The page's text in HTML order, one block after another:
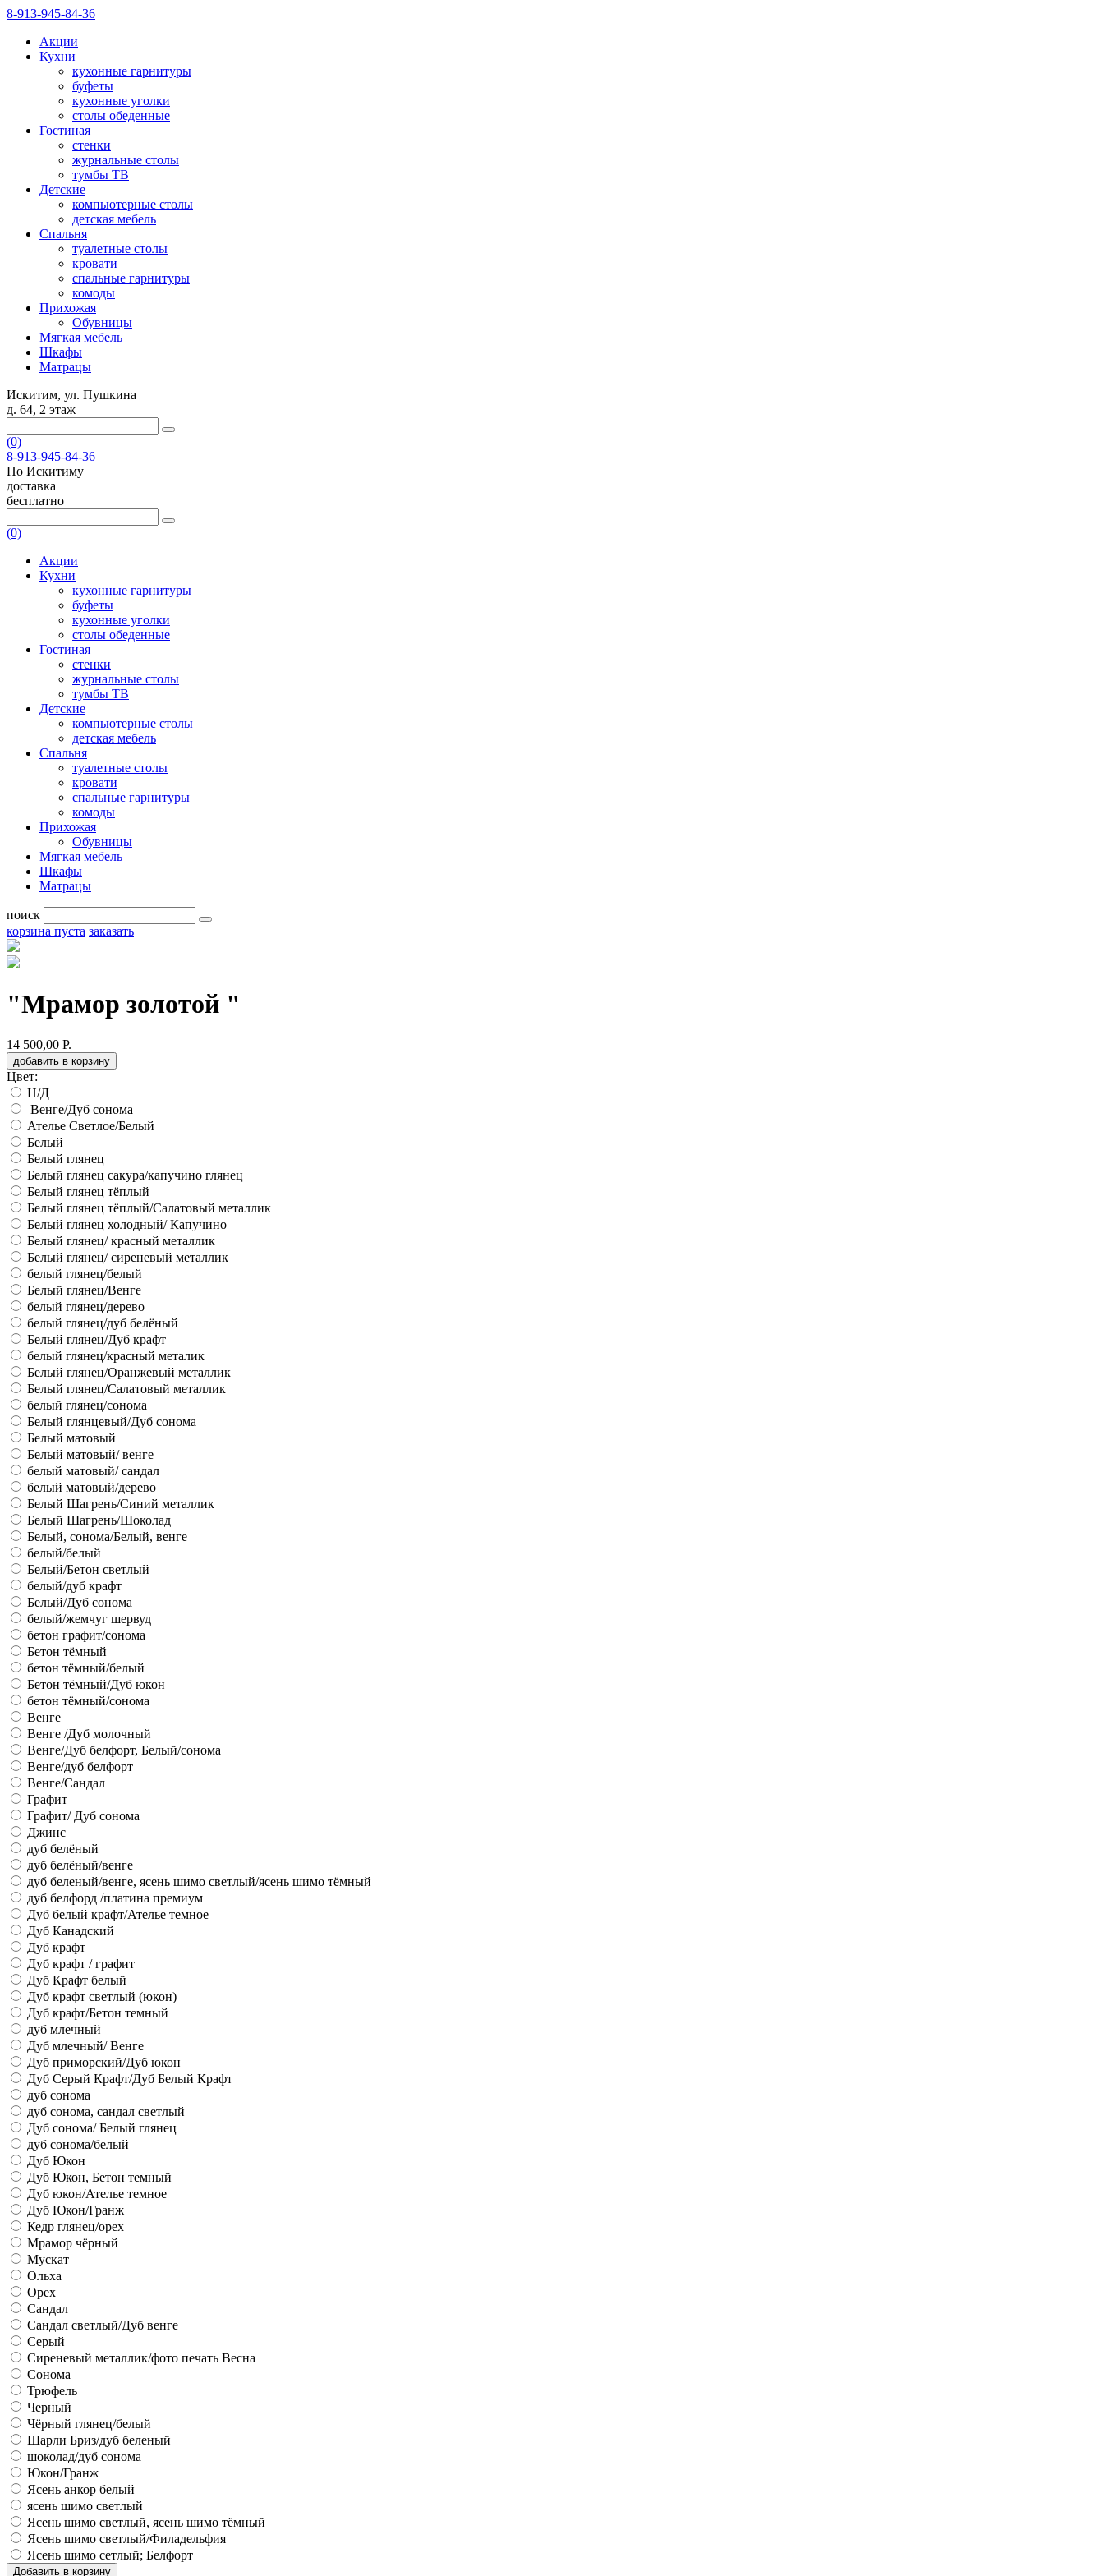
8-913-945-84-36
Акции
Кухни
кухонные гарнитуры
буфеты
кухонные уголки
столы обеденные
Гостиная
стенки
журнальные столы
тумбы ТВ
Детские
компьютерные столы
детская мебель
Спальня
туалетные столы
кровати
спальные гарнитуры
комоды
Прихожая
Обувницы
Мягкая мебель
Шкафы
Матрацы
Искитим, ул. Пушкина
д. 64, 2 этаж
(0)
8-913-945-84-36
По Искитиму
доставка
бесплатно
(0)
Акции
Кухни
кухонные гарнитуры
буфеты
кухонные уголки
столы обеденные
Гостиная
стенки
журнальные столы
тумбы ТВ
Детские
компьютерные столы
детская мебель
Спальня
туалетные столы
кровати
спальные гарнитуры
комоды
Прихожая
Обувницы
Мягкая мебель
Шкафы
Матрацы
поиск
корзина пуста заказать
"Мрамор золотой "
14 500,00 Р.
добавить в корзину
Цвет:
Н/Д
Венге/Дуб сонома
Ателье Светлое/Белый
Белый
Белый глянец
Белый глянец сакура/капучино глянец
Белый глянец тёплый
Белый глянец тёплый/Салатовый металлик
Белый глянец холодный/ Капучино
Белый глянец/ красный металлик
Белый глянец/ сиреневый металлик
белый глянец/белый
Белый глянец/Венге
белый глянец/дерево
белый глянец/дуб белёный
Белый глянец/Дуб крафт
белый глянец/красный металик
Белый глянец/Оранжевый металлик
Белый глянец/Салатовый металлик
белый глянец/сонома
Белый глянцевый/Дуб сонома
Белый матовый
Белый матовый/ венге
белый матовый/ сандал
белый матовый/дерево
Белый Шагрень/Синий металлик
Белый Шагрень/Шоколад
Белый, сонома/Белый, венге
белый/белый
Белый/Бетон светлый
белый/дуб крафт
Белый/Дуб сонома
белый/жемчуг шервуд
бетон графит/сонома
Бетон тёмный
бетон тёмный/белый
Бетон тёмный/Дуб юкон
бетон тёмный/сонома
Венге
Венге /Дуб молочный
Венге/Дуб белфорт, Белый/сонома
Венге/дуб белфорт
Венге/Сандал
Графит
Графит/ Дуб сонома
Джинс
дуб белёный
дуб белёный/венге
дуб беленый/венге, ясень шимо светлый/ясень шимо тёмный
дуб белфорд /платина премиум
Дуб белый крафт/Ателье темное
Дуб Канадский
Дуб крафт
Дуб крафт / графит
Дуб Крафт белый
Дуб крафт светлый (юкон)
Дуб крафт/Бетон темный
дуб млечный
Дуб млечный/ Венге
Дуб приморский/Дуб юкон
Дуб Серый Крафт/Дуб Белый Крафт
дуб сонома
дуб сонома, сандал светлый
Дуб сонома/ Белый глянец
дуб сонома/белый
Дуб Юкон
Дуб Юкон, Бетон темный
Дуб юкон/Ателье темное
Дуб Юкон/Гранж
Кедр глянец/орех
Мрамор чёрный
Мускат
Ольха
Орех
Сандал
Сандал светлый/Дуб венге
Серый
Сиреневый металлик/фото печать Весна
Сонома
Трюфель
Черный
Чёрный глянец/белый
Шарли Бриз/дуб беленый
шоколад/дуб сонома
Юкон/Гранж
Ясень анкор белый
ясень шимо светлый
Ясень шимо светлый, ясень шимо тёмный
Ясень шимо светлый/Филадельфия
Ясень шимо сетлый; Белфорт